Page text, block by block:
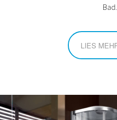
Bad.
LIES